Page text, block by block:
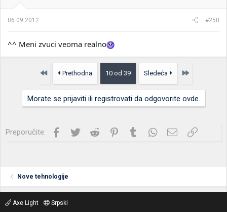
06.09.2012. #250
^^ Meni zvuci veoma realno
Prvo Prethodna 10 od 39 Sledeća Poslednja
Morate se prijaviti ili registrovati da odgovorite ovde.
Preporučite: Facebook
Twitter Reddit PinterestTumblrWhatsApp
Imejl Link
Nove tehnologije
Axe Light
Srpski